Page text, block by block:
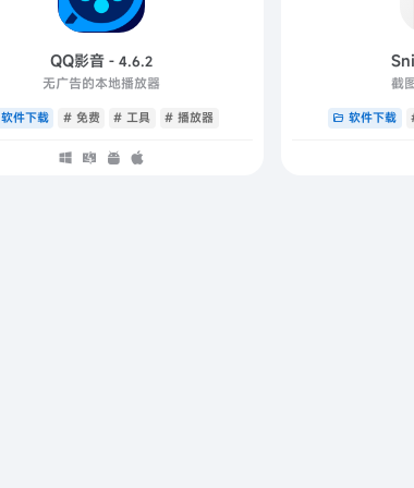
QQ影音 - 4.6.2
无广告的本地播放器
软件下载 # 免费 # 工具 # 播放器
截
软件下载